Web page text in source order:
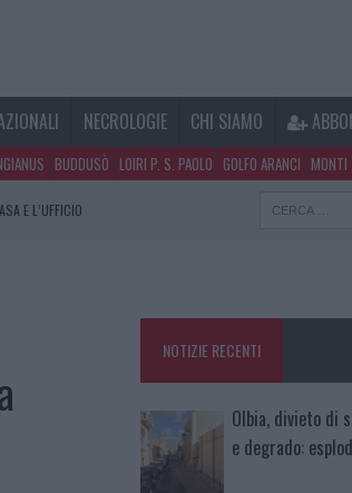
NECROLOGIE CHI SIAMO
BUDDUSÒ LOIRI P. S. PAOLO GOLFO ARANCI MONTI
E L’UFFICIO
NOTIZIE RECENTI
Olbia, divieto di
e degrado: